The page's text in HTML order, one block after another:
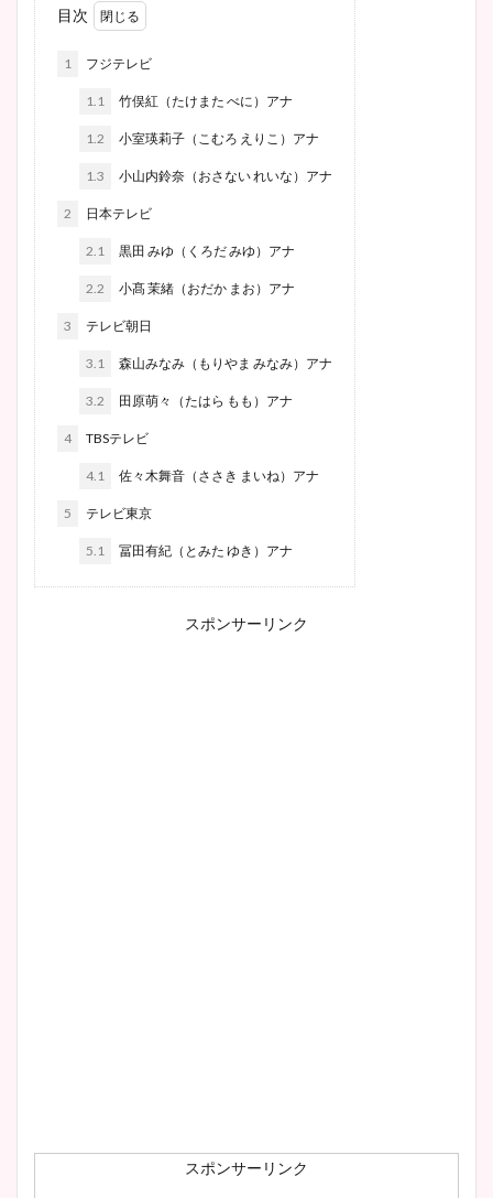
目次
1 フジテレビ
1.1 竹俣紅（たけまた べに）アナ
1.2 小室瑛莉子（こむろ えりこ）アナ
1.3 小山内鈴奈（おさない れいな）アナ
2 日本テレビ
2.1 黒田 みゆ（くろだ みゆ）アナ
2.2 小髙 茉緒（おだか まお）アナ
3 テレビ朝日
3.1 森山みなみ（もりやま みなみ）アナ
3.2 田原萌々（たはら もも）アナ
4 TBSテレビ
4.1 佐々木舞音（ささき まいね）アナ
5 テレビ東京
5.1 冨田有紀（とみた ゆき）アナ
スポンサーリンク
スポンサーリンク